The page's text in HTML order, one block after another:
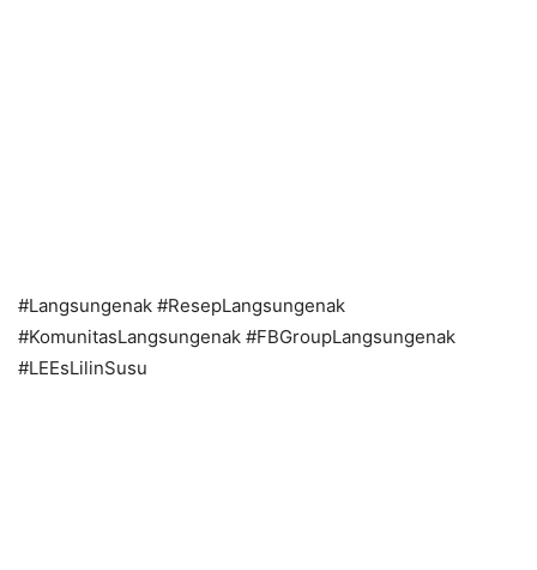
#Langsungenak #ResepLangsungenak
#KomunitasLangsungenak #FBGroupLangsungenak
#LEEsLilinSusu